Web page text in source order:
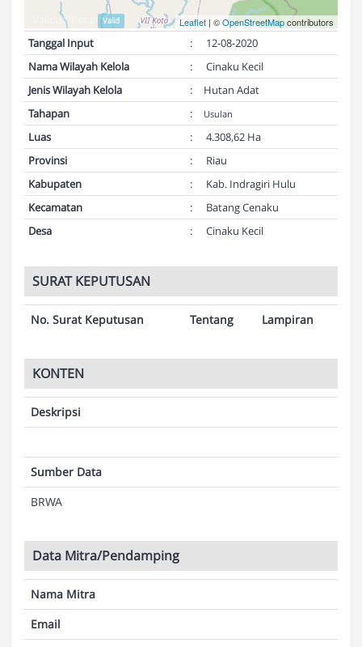
Leaflet | ©OpenStreetMapcontributors
Validasi Peta: Valid
Tanggal Input :
12-08-2020
Nama Wilayah Kelola
:
Cinaku Kecil
Jenis Wilayah Kelola
:
Hutan Adat
Tahapan
: Usulan
Luas :
4.308,62 Ha
Provinsi
:
Riau
Kabupaten
:
Kab. Indragiri Hulu
Kecamatan
:
Batang Cenaku
Desa
: Cinaku Kecil
SURAT KEPUTUSAN
No. Surat Keputusan Tentang Lampiran
KONTEN
Deskripsi
Sumber Data
BRWA
Data Mitra/Pendamping
Nama Mitra
Email